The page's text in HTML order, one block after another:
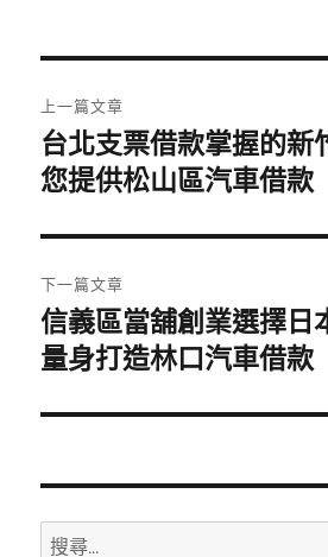
章
導
覽
上一篇文章
上
一
文
章:
台北支票借款掌握的新
您提供松山區汽車借款
下一篇文章
下
一
文
信義區當舖創業選擇日
量身打造林口汽車借款
搜